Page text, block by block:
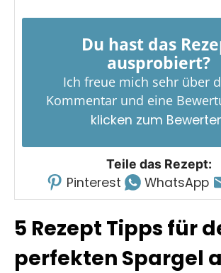
Du hast das
ausprobiert?
Ich freue mich sehr über
Kommentar und eine
klicken zum
Teile das Rezept:
Pinterest WhatsApp
5 Rezept Tipps für
perfekten Spargel